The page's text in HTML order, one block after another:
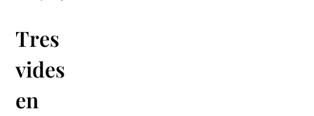
Tres
vides
en